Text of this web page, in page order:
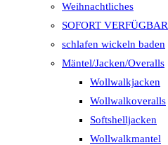
Weihnachtliches
SOFORT VERFÜGBAR
schlafen wickeln baden
Mäntel/Jacken/Overalls
Wollwalkjacken
Wollwalkoveralls
Softshelljacken
Wollwalkmantel